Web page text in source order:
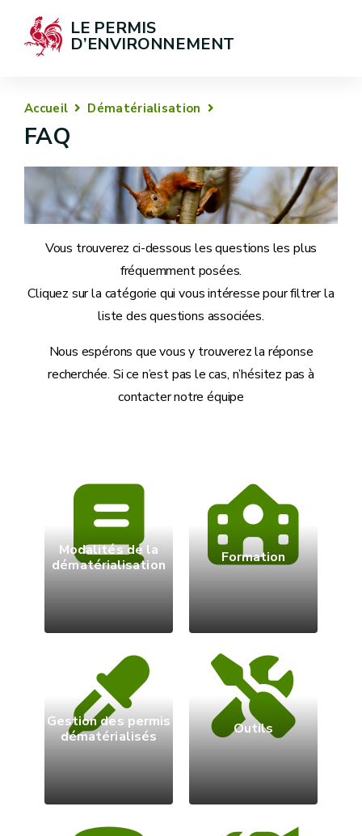
LE PERMIS
D’ENVIRONNEMENT
Accueil Dématérialisation
FAQ
Vous trouverez ci-dessous les questions les plus
fréquemment posées.
Cliquez sur la catégorie qui vous intéresse pour filtrer la
liste des questions associées.
Nous espérons que vous y trouverez la réponse
recherchée. Si ce n’est pas le cas, n’hésitez pas à
contacter notre équipe
Modalités de la
dématérialisation
Formation
Gestion des permis
dématérialisés
Outils